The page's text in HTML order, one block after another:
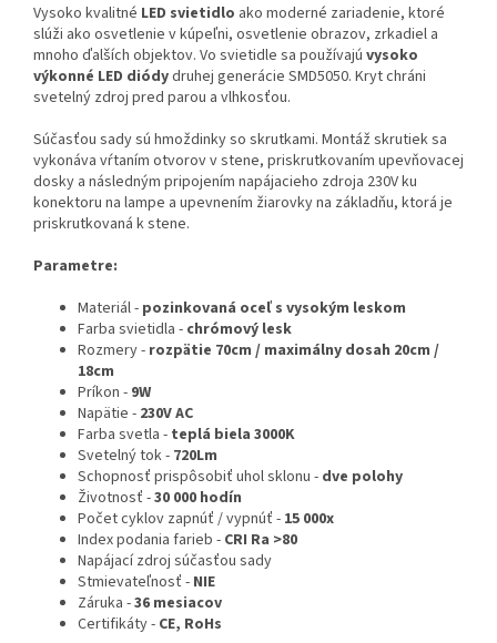
Vysoko kvalitné LED svietidlo ako moderné zariadenie, ktoré
slúži ako osvetlenie v kúpeľni, osvetlenie obrazov, zrkadiel a
mnoho ďalších objektov. Vo svietidle sa používajú vysoko
výkonné LED diódydruhej generácie SMD5050. Kryt chráni
svetelný zdroj pred parou a vlhkosťou.
Súčasťou sady sú hmoždinky so skrutkami. Montáž skrutiek sa
vykonáva vŕtaním otvorov v stene, priskrutkovaním upevňovacej
dosky a následným pripojením napájacieho zdroja 230V ku
konektoru na lampe a upevnením žiarovky na základňu, ktorá je
priskrutkovaná k stene.
Parametre:
Materiál - pozinkovaná oceľ s vysokým leskom
Farba svietidla - chrómový lesk
Rozmery - rozpätie 70cm / maximálny dosah 20cm /
18cm
Príkon - 9W
Napätie - 230V AC
Farba svetla - teplá biela 3000K
Svetelný tok - 720Lm
Schopnosť prispôsobiť uhol sklonu - dve polohy
Životnosť -30 000 hodín
Počet cyklov zapnúť / vypnúť - 15 000x
Index podania farieb - CRI Ra >80
Napájací zdroj súčasťou sady
Stmievateľnosť - NIE
Záruka -36 mesiacov
Certifikáty - CE, RoHs